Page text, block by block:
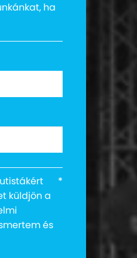
ha
küldjön a
és
*